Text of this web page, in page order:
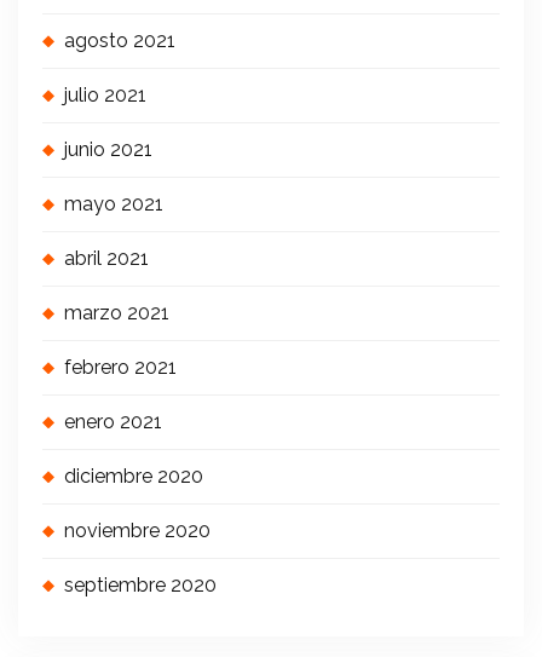
agosto 2021
julio 2021
junio 2021
mayo 2021
abril 2021
marzo 2021
febrero 2021
enero 2021
diciembre 2020
noviembre 2020
septiembre 2020